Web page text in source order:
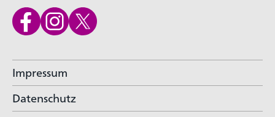
Impressum
Datenschutz